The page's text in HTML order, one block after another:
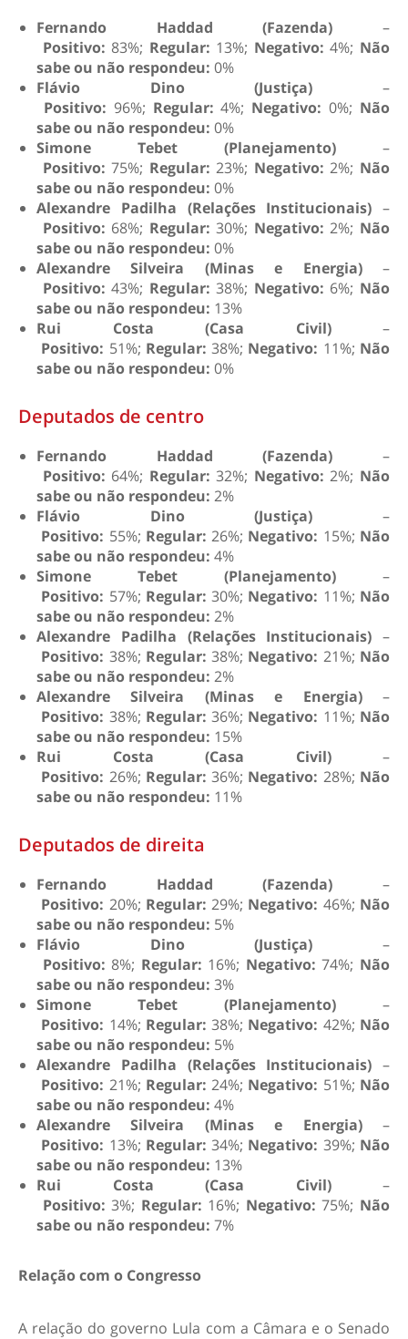
Fernando Haddad (Fazenda) –
Positivo: 83%; Regular: 13%; Negativo: 4%; Não
sabe ou não respondeu: 0%
Flávio Dino (Justiça) –
Positivo: 96%; Regular: 4%; Negativo: 0%; Não
sabe ou não respondeu: 0%
Simone Tebet (Planejamento) –
Positivo: 75%; Regular: 23%; Negativo: 2%; Não
sabe ou não respondeu: 0%
Alexandre Padilha (Relações Institucionais) –
Positivo: 68%; Regular: 30%; Negativo: 2%; Não
sabe ou não respondeu: 0%
Alexandre Silveira (Minas e Energia)–
Positivo: 43%; Regular: 38%; Negativo: 6%; Não
sabe ou não respondeu: 13%
Rui Costa (Casa Civil)–
Positivo: 51%; Regular: 38%; Negativo: 11%; Não
sabe ou não respondeu: 0%
Deputados de centro
Fernando Haddad (Fazenda) –
Positivo: 64%; Regular: 32%; Negativo: 2%; Não
sabe ou não respondeu: 2%
Flávio Dino (Justiça) –
Positivo: 55%; Regular: 26%; Negativo: 15%; Não
sabe ou não respondeu: 4%
Simone Tebet (Planejamento) –
Positivo: 57%; Regular: 30%; Negativo: 11%; Não
sabe ou não respondeu: 2%
Alexandre Padilha (Relações Institucionais) –
Positivo: 38%; Regular: 38%; Negativo: 21%; Não
sabe ou não respondeu: 2%
Alexandre Silveira (Minas e Energia)–
Positivo: 38%; Regular: 36%; Negativo: 11%; Não
sabe ou não respondeu: 15%
Rui Costa (Casa Civil)–
Positivo: 26%; Regular: 36%; Negativo: 28%; Não
sabe ou não respondeu: 11%
Deputados de direita
Fernando Haddad (Fazenda) –
Positivo: 20%; Regular: 29%; Negativo: 46%; Não
sabe ou não respondeu: 5%
Flávio Dino (Justiça) –
Positivo: 8%; Regular: 16%; Negativo: 74%; Não
sabe ou não respondeu: 3%
Simone Tebet (Planejamento) –
Positivo: 14%; Regular: 38%; Negativo: 42%; Não
sabe ou não respondeu: 5%
Alexandre Padilha (Relações Institucionais) –
Positivo: 21%; Regular: 24%; Negativo: 51%; Não
sabe ou não respondeu: 4%
Alexandre Silveira (Minas e Energia)–
Positivo: 13%; Regular: 34%; Negativo: 39%; Não
sabe ou não respondeu: 13%
Rui Costa (Casa Civil)–
Positivo: 3%; Regular: 16%; Negativo: 75%; Não
sabe ou não respondeu: 7%
Relação com o Congresso
A relação do governo Lula com a Câmara e o Senado